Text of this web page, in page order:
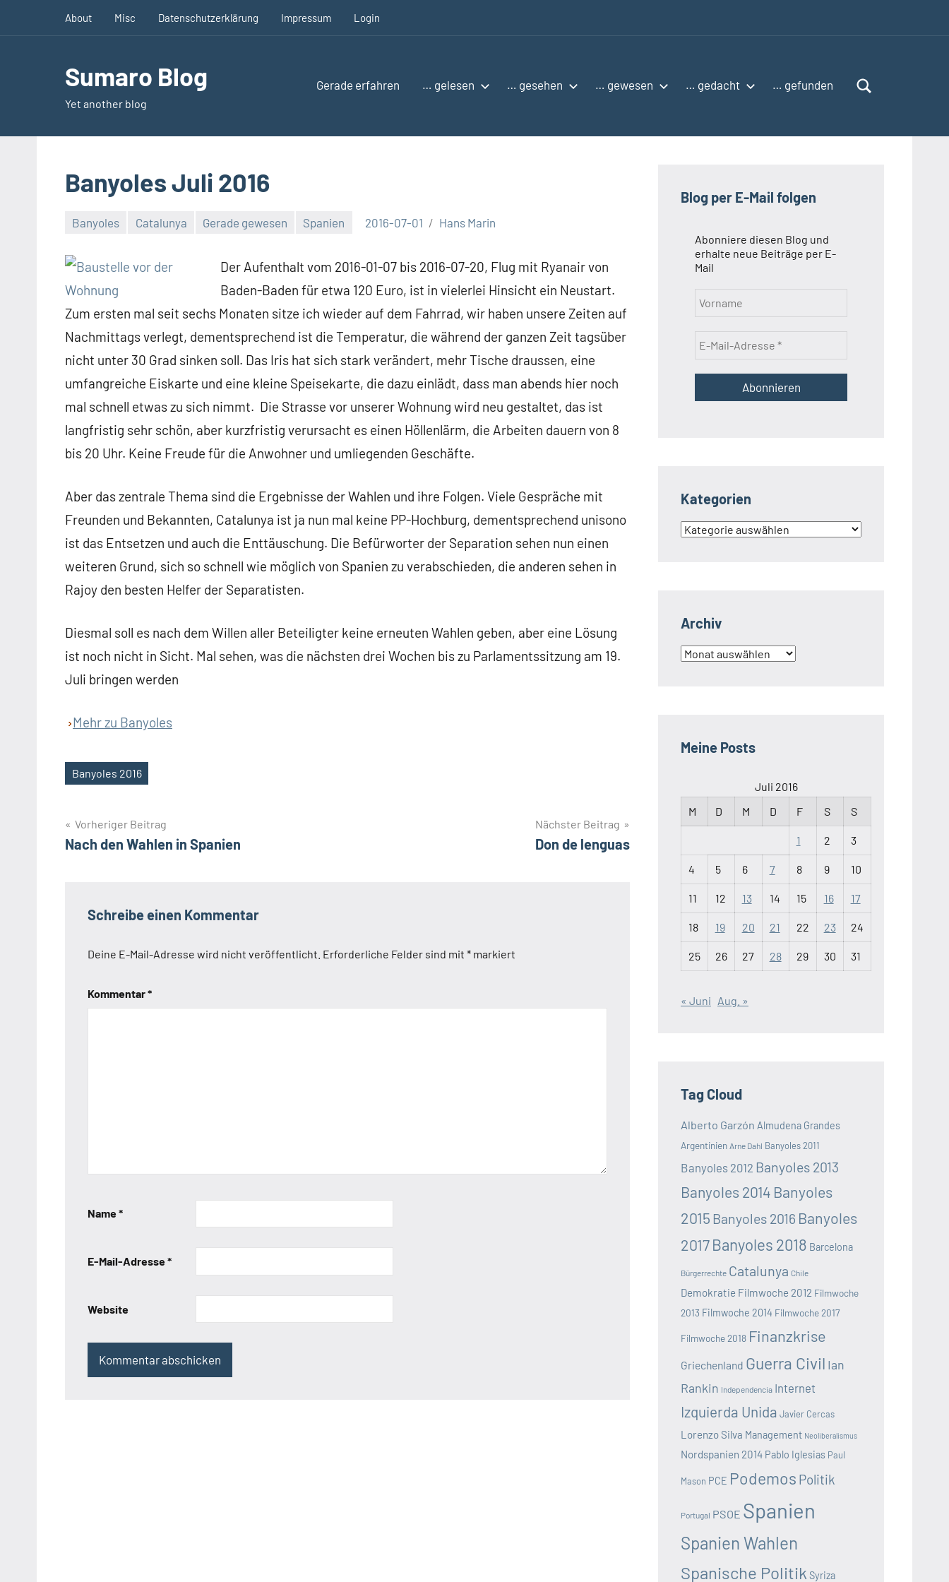
About Misc Datenschutzerklärung Impressum Login
Sumaro Blog
Yet another blog
Gerade erfahren … gelesen … gesehen … gewesen … gedacht … gefunden
Banyoles Juli 2016
Banyoles Catalunya Gerade gewesen Spanien 2016-07-01 Hans Marin
Keine
Kommentare
Der Aufenthalt vom 2016-01-07 bis 2016-07-20, Flug mit Ryanair von
Baden-Baden für etwa 120 Euro, ist in vielerlei Hinsicht ein Neustart.
Zum ersten mal seit sechs Monaten sitze ich wieder auf dem Fahrrad, wir haben unsere Zeiten auf
Nachmittags verlegt, dementsprechend ist die Temperatur, die während der ganzen Zeit tagsüber
nicht unter 30 Grad sinken soll. Das Iris hat sich stark verändert, mehr Tische draussen, eine
umfangreiche Eiskarte und eine kleine Speisekarte, die dazu einlädt, dass man abends hier noch
mal schnell etwas zu sich nimmt. Die Strasse vor unserer Wohnung wird neu gestaltet, das ist
langfristig sehr schön, aber kurzfristig verursacht es einen Höllenlärm, die Arbeiten dauern von 8
bis 20 Uhr. Keine Freude für die Anwohner und umliegenden Geschäfte.
Aber das zentrale Thema sind die Ergebnisse der Wahlen und ihre Folgen. Viele Gespräche mit
Freunden und Bekannten, Catalunya ist ja nun mal keine PP-Hochburg, dementsprechend unisono
ist das Entsetzen und auch die Enttäuschung. Die Befürworter der Separation sehen nun einen
weiteren Grund, sich so schnell wie möglich von Spanien zu verabschieden, die anderen sehen in
Rajoy den besten Helfer der Separatisten.
Diesmal soll es nach dem Willen aller Beteiligter keine erneuten Wahlen geben, aber eine Lösung
ist noch nicht in Sicht. Mal sehen, was die nächsten drei Wochen bis zu Parlamentssitzung am 19.
Juli bringen werden
Mehr zu Banyoles
Schlagwörter
Banyoles 2016
Beitragsnavigation
Vorheriger Beitrag
Nach den Wahlen in Spanien
Nächster Beitrag
Don de lenguas
Schreibe einen Kommentar
Deine E-Mail-Adresse wird nicht veröffentlicht. Erforderliche Felder sind mit * markiert
Kommentar*
Name*
E-Mail-Adresse*
Website
Blog per E-Mail folgen
Abonniere diesen Blog und
erhalte neue Beiträge per E-
Mail
Kategorien
Kategorien
Archiv
Archiv
Meine Posts
Juli 2016
M
D M D F S S
1 2 3
4 5 6 7 8 9 10
11 12 13 14 15 16 17
18 19 20 21 22 23 24
25 26 27 28 29 30 31
« Juni Aug. »
Tag Cloud
Alberto Garzón Almudena Grandes
Argentinien Arne Dahl Banyoles 2011
Banyoles 2012 Banyoles 2013
Banyoles 2014 Banyoles
2015 Banyoles 2016 Banyoles
2017 Banyoles 2018 Barcelona
Bürgerrechte Catalunya Chile
Demokratie Filmwoche 2012 Filmwoche
2013 Filmwoche 2014 Filmwoche 2017
Filmwoche 2018 Finanzkrise
Griechenland Guerra Civil Ian
Rankin Independencia Internet
Izquierda Unida Javier Cercas
Lorenzo Silva Management Neoliberalismus
Nordspanien 2014 Pablo Iglesias Paul
Mason PCE Podemos Politik
Portugal PSOE Spanien
Spanien Wahlen
Spanische Politik Syriza